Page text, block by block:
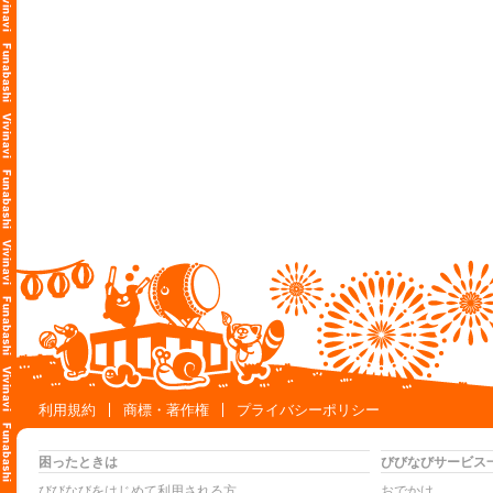
利用規約
商標・著作権 プライバシーポリシー
困ったときは
びびなびサービス